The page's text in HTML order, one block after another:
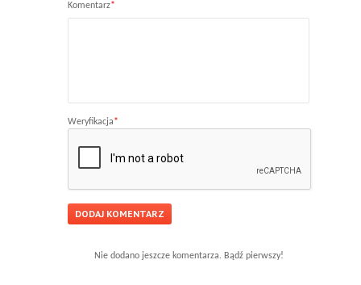
Komentarz*
Weryfikacja*
Nie dodano jeszcze komentarza. Bądź pierwszy!